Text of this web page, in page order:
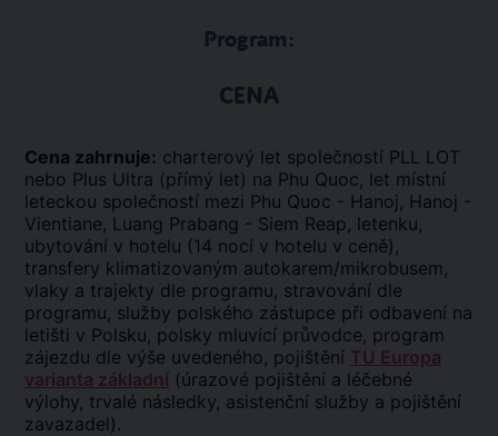
Program:
CENA
Cena zahrnuje: charterový let společností PLL LOT
nebo Plus Ultra (přímý let) na Phu Quoc, let místní
leteckou společností mezi Phu Quoc - Hanoj, Hanoj -
Vientiane, Luang Prabang - Siem Reap, letenku,
ubytování v hotelu (14 nocí v hotelu v ceně),
transfery klimatizovaným autokarem/mikrobusem,
vlaky a trajekty dle programu, stravování dle
programu, služby polského zástupce při odbavení na
letišti v Polsku, polsky mluvící průvodce, program
zájezdu dle výše uvedeného, pojištění TU Europa
varianta základní (úrazové pojištění a léčebné
výlohy, trvalé následky, asistenční služby a pojištění
zavazadel).